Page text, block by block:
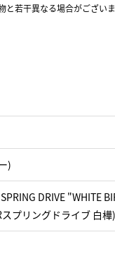
と若干異なる場合がござい
)
DRIVE "WHITE
プリングドライブ 白樺)